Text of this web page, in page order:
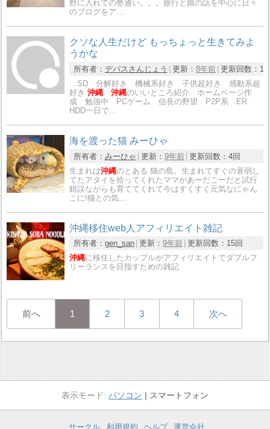
野に入れての塾通い。。。旅行と娘の話を中心に日々
のブログをア…
クソな人生だけど もっちょっと生きてみよ
うかな
所有者： デパスさんじょう 更新： 8年前 更新回数：
…SD 分解好き 機械系好き 子供超好き 感動系超
好き沖縄 沖縄のいいところ紹介 ホームページ作
成 勉強中 PCゲーム 信長の野望 P2P系 ER
HDD一日で…
海を渡った猫 みーひゃ
所有者： みーひゃ 更新： 9年前 更新回数： 4回
生まれは沖縄のとある 猫の島。生まれてすぐの衰弱し
てたアタイを拾ってくれたママがあーだこーだと試行
錯誤ながらも育ててくれて今はすくすく元気なにゃん
こに!猫との気…
沖縄移住web人アフィリエイト雑記
所有者： gen_san 更新： 9年前 更新回数： 15回
沖縄に移住したカップルがアフィリエイトでダブルフ
リーランスを目指すための雑記
前へ 1 2 3 4 次へ
パソコン スマートフォン
サークル 利用規約 ヘルプ 運営会社